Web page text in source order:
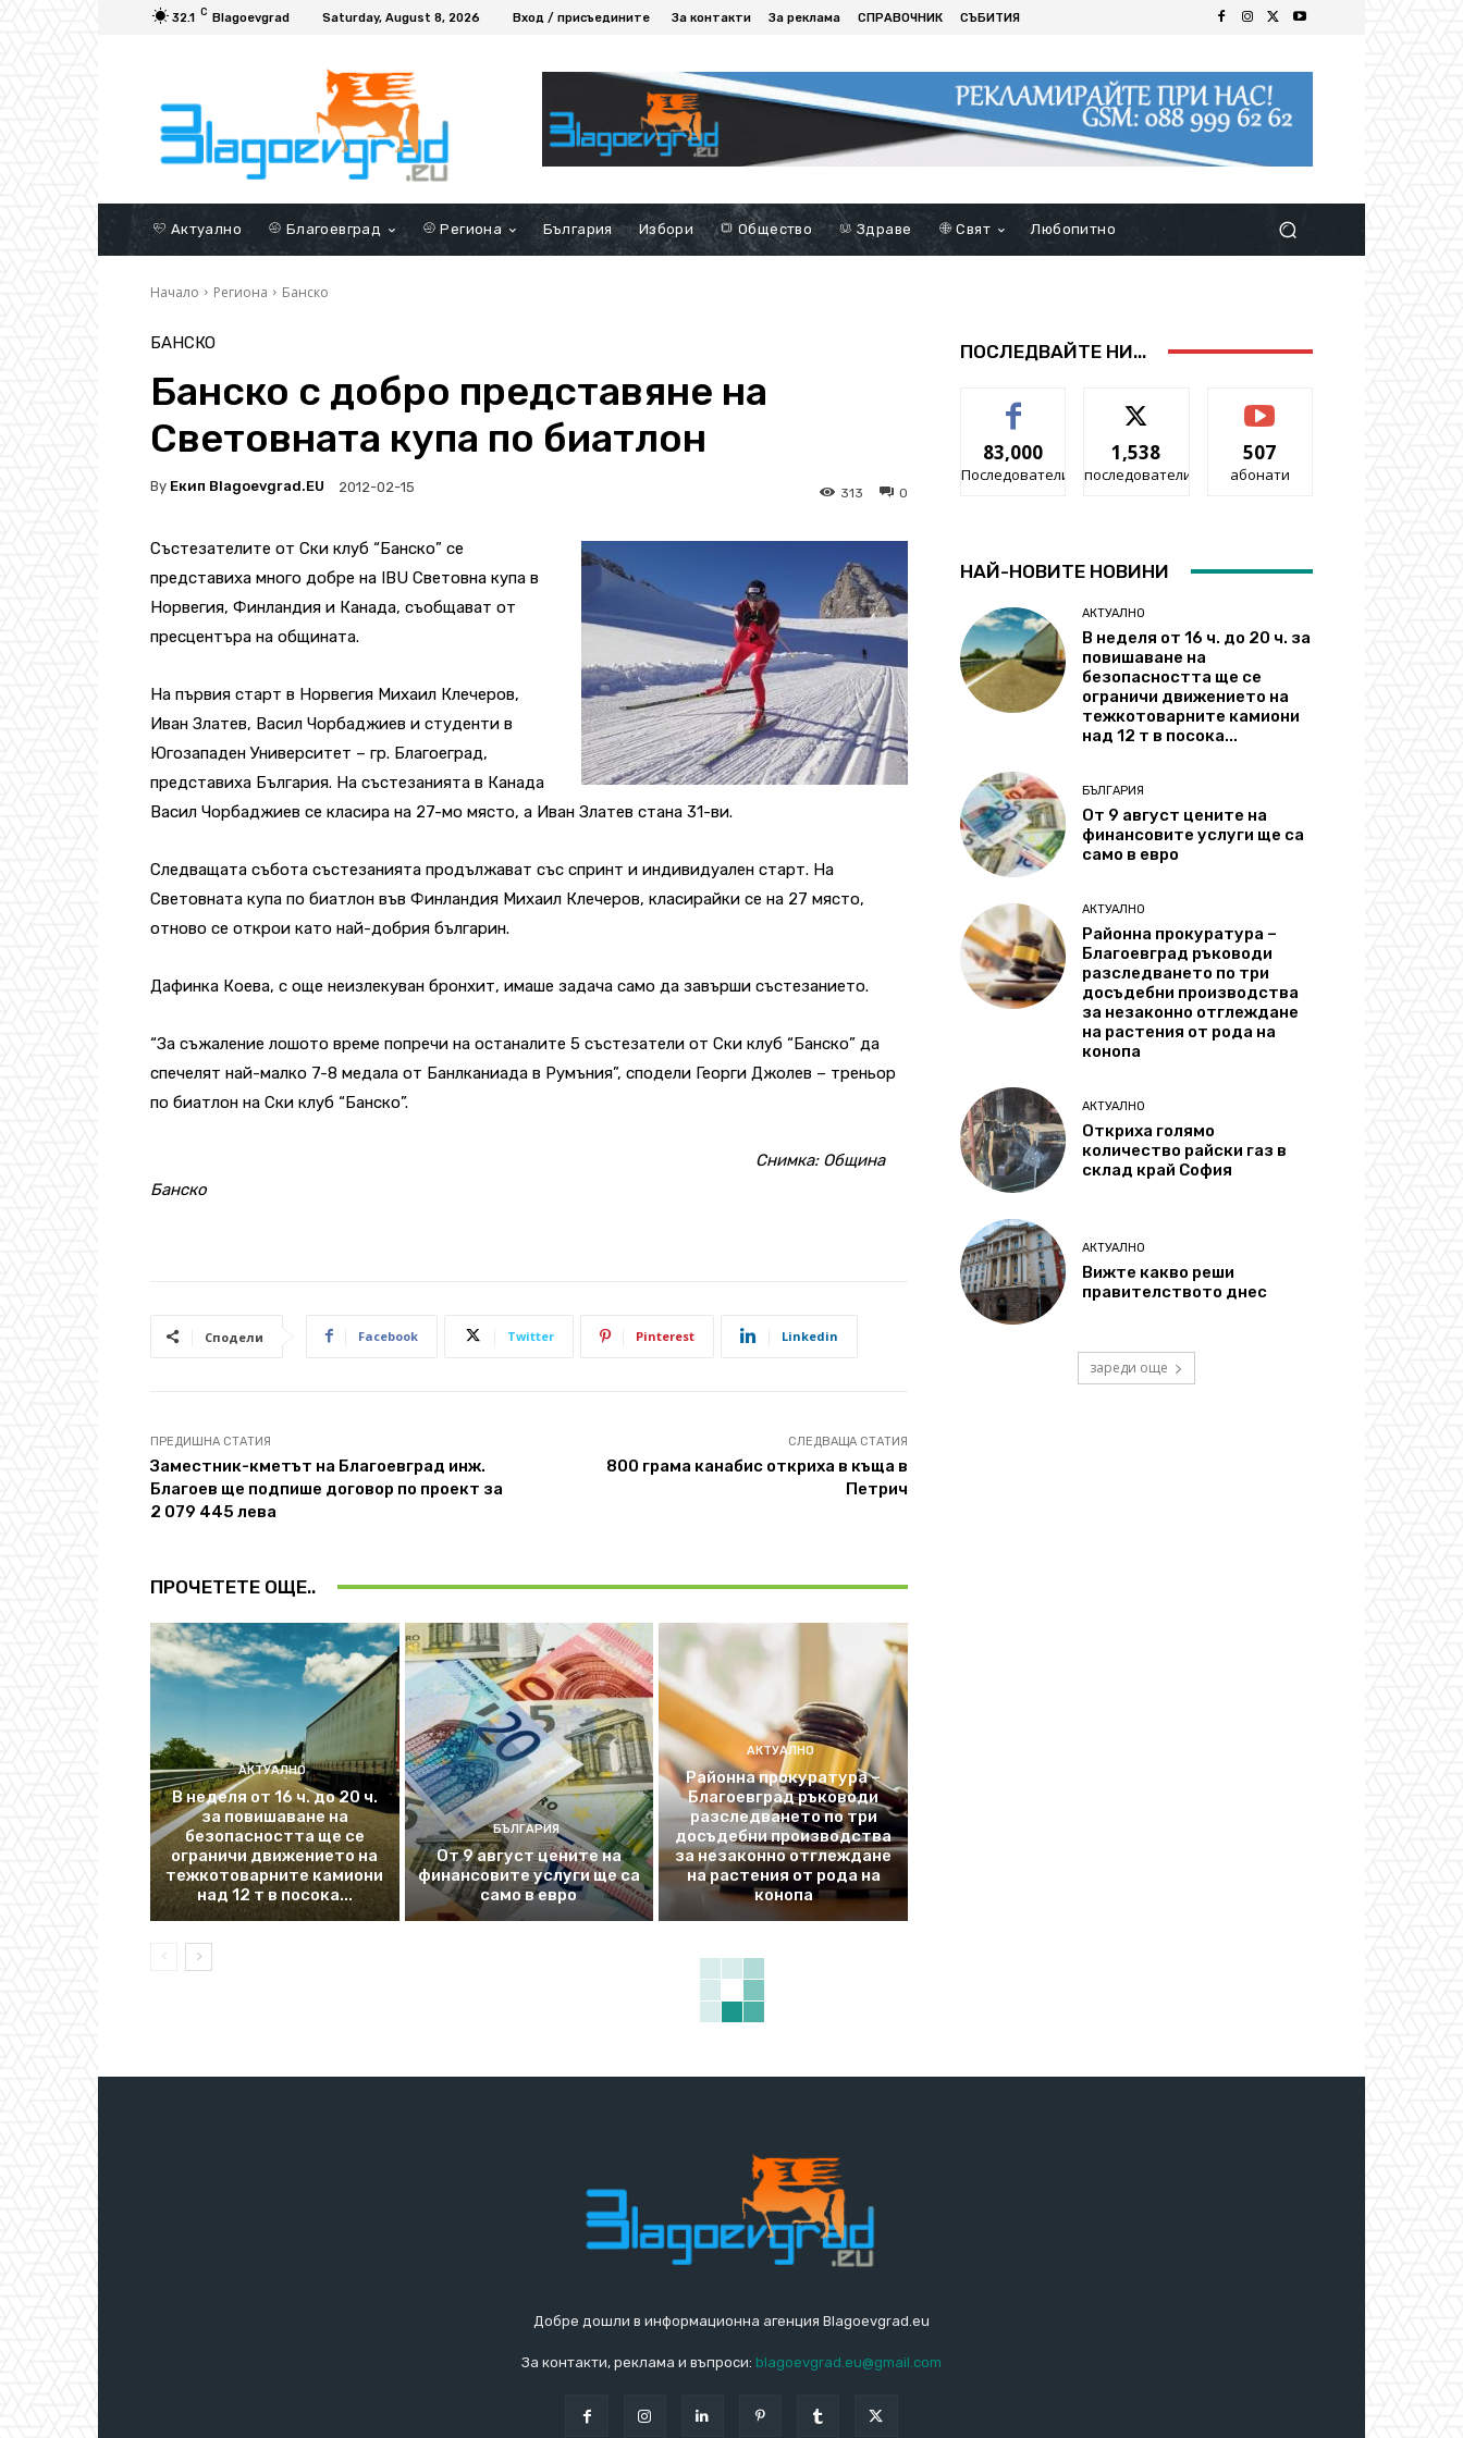
32.1 C Blagoevgrad Saturday, August 8, 2026 Вход / присъедините За контакти За реклама СПРАВОЧНИК СЪБИТИЯ
Актуално Благоевград Региона България Избори Общество Здраве Свят Любопитно
Начало Региона Банско
БАНСКО
Банско с добро представяне на
Световната купа по биатлон
By Екип Blagoevgrad.EU 2012-02-15 0
313
Състезателите от Ски клуб “Банско” се
представиха много добре на IBU Световна купа в
Норвегия, Финландия и Канада, съобщават от
пресцентъра на общината.
На първия старт в Норвегия Михаил Клечеров,
Иван Златев, Васил Чорбаджиев и студенти в
Югозападен Университет – гр. Благоеград,
представиха България. На състезанията в Канада
Васил Чорбаджиев се класира на 27-мо място, а Иван Златев стана 31-ви.
Следващата събота състезанията продължават със спринт и индивидуален старт. На
Световната купа по биатлон във Финландия Михаил Клечеров, класирайки се на 27 място,
отново се открои като най-добрия българин.
Дафинка Коева, с още неизлекуван бронхит, имаше задача само да завърши състезанието.
“За съжаление лошото време попречи на останалите 5 състезатели от Ски клуб “Банско” да
спечелят най-малко 7-8 медала от Банлканиада в Румъния”, сподели Георги Джолев – треньор
по биатлон на Ски клуб “Банско”.
Снимка: Община
Банско
Сподели Facebook Twitter Pinterest Linkedin
ПРЕДИШНА СТАТИЯ
Заместник-кметът на Благоевград инж.
Благоев ще подпише договор по проект за
2 079 445 лева
СЛЕДВАЩА СТАТИЯ
800 грама канабис откриха в къща в
Петрич
ПРОЧЕТЕТЕ ОЩЕ..
АКТУАЛНО
В неделя от 16 ч. до 20 ч.
за повишаване на
безопасността ще се
ограничи движението на
тежкотоварните камиони
над 12 т в посока...
БЪЛГАРИЯ
От 9 август цените на
финансовите услуги ще са
само в евро
АКТУАЛНО
Районна прокуратура –
Благоевград ръководи
разследването по три
досъдебни производства
за незаконно отглеждане
на растения от рода на
конопа
ПОСЛЕДВАЙТЕ НИ...
83,000
Последователи
1,538
последователи
507
абонати
НАЙ-НОВИТЕ НОВИНИ
АКТУАЛНО
В неделя от 16 ч. до 20 ч. за
повишаване на
безопасността ще се
ограничи движението на
тежкотоварните камиони
над 12 т в посока...
БЪЛГАРИЯ
От 9 август цените на
финансовите услуги ще са
само в евро
АКТУАЛНО
Районна прокуратура –
Благоевград ръководи
разследването по три
досъдебни производства
за незаконно отглеждане
на растения от рода на
конопа
АКТУАЛНО
Откриха голямо
количество райски газ в
склад край София
АКТУАЛНО
Вижте какво реши
правителството днес
зареди още
Добре дошли в информационна агенция Blagoevgrad.eu
За контакти, реклама и въпроси: blagoevgrad.eu@gmail.com